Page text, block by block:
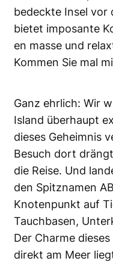
bedeckte Insel vor
bietet imposante
en masse und
Kommen Sie mal
Ganz ehrlich: Wir
Island überhaupt
dieses Geheimnis
Besuch dort
die Reise. Und
den Spitznamen
Knotenpunkt auf
Tauchbasen,
Der Charme
direkt am Meer